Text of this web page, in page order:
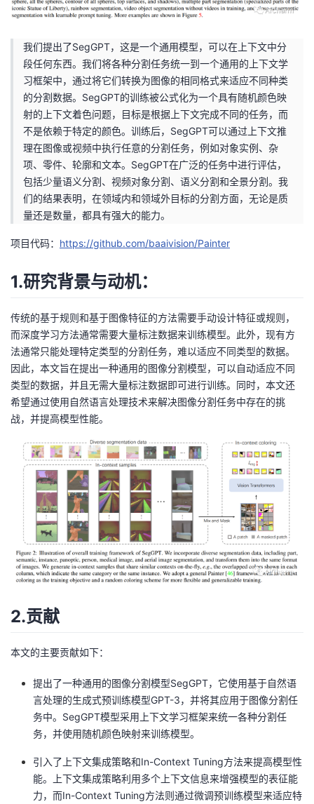
播
活
动
的
关
注
我
的
开
发
者
学
堂
的
课
程
我
的
认
证
我
的
实
验
我
的
收
藏
我
的
Programs
我
的
支
持
我
技
术
支
持
的
云
声
建
议
我们提出了SegGPT，这是一个通用模型，可以在上下文中分
段任何东西。我们将各种分割任务统一到一个通用的上下文学
习框架中，通过将它们转换为图像的相同格式来适应不同种类
的分割数据。SegGPT的训练被公式化为一个具有随机颜色映
射的上下文着色问题，目标是根据上下文完成不同的任务，而
不是依赖于特定的颜色。训练后，SegGPT可以通过上下文推
理在图像或视频中执行任意的分割任务，例如对象实例、杂
项、零件、轮廓和文本。SegGPT在广泛的任务中进行评估，
包括少量语义分割、视频对象分割、语义分割和全景分割。我
们的结果表明，在领域内和领域外目标的分割方面，无论是质
量还是数量，都具有强大的能力。
项目代码： https://github.com/baaivision/Painter
1.研究背景与动机：
传统的基于规则和基于图像特征的方法需要手动设计特征或规则，
而深度学习方法通常需要大量标注数据来训练模型。此外，现有方
法通常只能处理特定类型的分割任务，难以适应不同类型的数据。
因此，本文旨在提出一种通用的图像分割模型，可以自动适应不同
类型的数据，并且无需大量标注数据即可进行训练。同时，本文还
希望通过使用自然语言处理技术来解决图像分割任务中存在的挑
战，并提高模型性能。
2.贡献
本文的主要贡献如下：
提出了一种通用的图像分割模型SegGPT，它使用基于自然语
言处理的生成式预训练模型GPT-3，并将其应用于图像分割任
务中。SegGPT模型采用上下文学习框架来统一各种分割任
务，并使用随机颜色映射来训练模型。
引入了上下文集成策略和In-Context Tuning方法来提高模型性
能。上下文集成策略利用多个上下文信息来增强模型的表征能
力，而In-Context Tuning方法则通过微调预训练模型来适应特